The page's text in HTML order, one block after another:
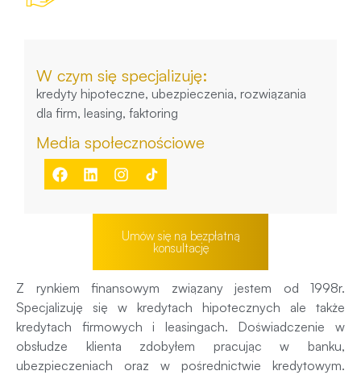
W czym się specjalizuję:
kredyty hipoteczne, ubezpieczenia, rozwiązania
dla firm, leasing, faktoring
Media społecznościowe
Umów się na bezpłatną
konsultację
Z rynkiem finansowym związany jestem od 1998r.
Specjalizuję się w kredytach hipotecznych ale także
kredytach firmowych i leasingach. Doświadczenie w
obsłudze klienta zdobyłem pracując w banku,
ubezpieczeniach oraz w pośrednictwie kredytowym.